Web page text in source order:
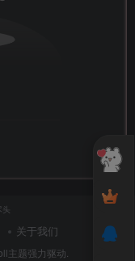
关于我们
主题强力驱动.